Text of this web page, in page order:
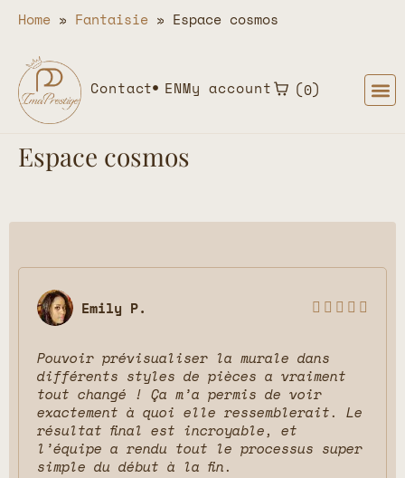
Home » Fantaisie » Espace cosmos
Contact ENMy account 0
Espace cosmos
Emily P.     
Pouvoir prévisualiser la murale dans
différents styles de pièces a vraiment
tout changé ! Ça m’a permis de voir
exactement à quoi elle ressemblerait. Le
résultat final est incroyable, et
l’équipe a rendu tout le processus super
simple du début à la fin.